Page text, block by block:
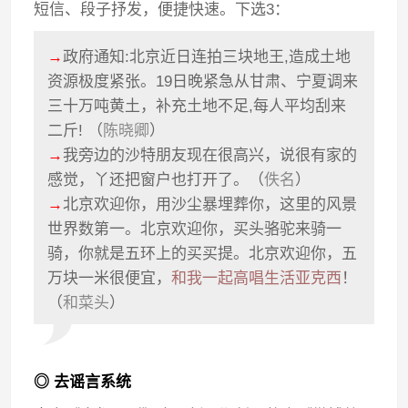
短信、段子抒发，便捷快速。下选3：
→政府通知:北京近日连拍三块地王,造成土地
资源极度紧张。19日晚紧急从甘肃、宁夏调来
三十万吨黄土，补充土地不足,每人平均刮来
二斤! （ 陈晓卿）
→我旁边的沙特朋友现在很高兴，说很有家的
感觉，丫还把窗户也打开了。（佚名）
→北京欢迎你，用沙尘暴埋葬你，这里的风景
世界数第一。北京欢迎你，买头骆驼来骑一
骑，你就是五环上的买买提。北京欢迎你，五
万块一米很便宜，和我一起高唱生活亚克西 ！
（和菜头）
◎ 去谣言系统